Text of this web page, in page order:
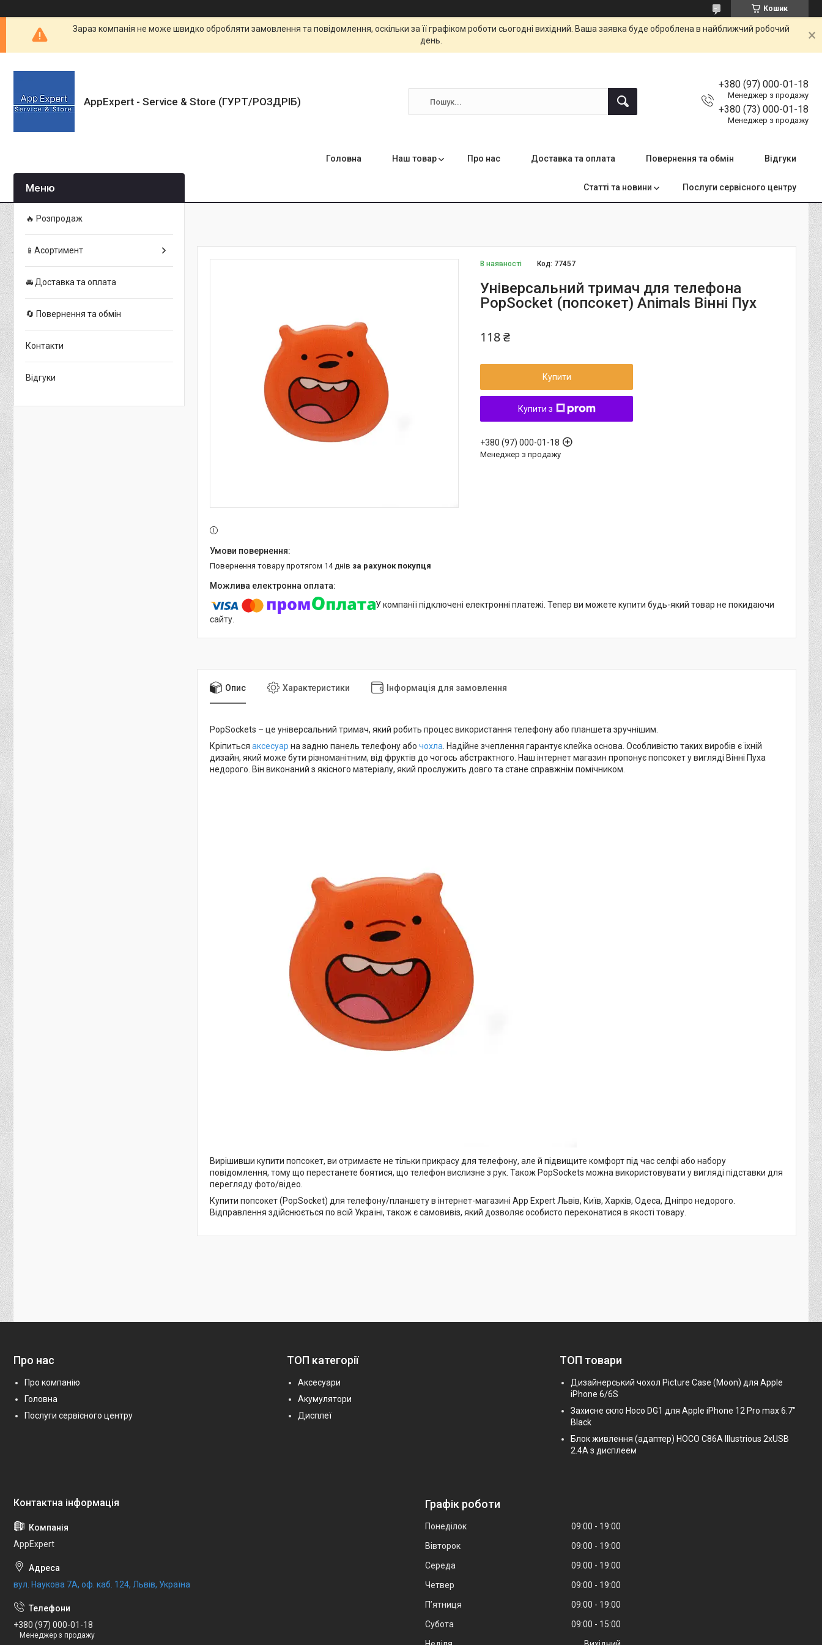
Кошик
Зараз компанія не може швидко обробляти замовлення та повідомлення, оскільки за її графіком роботи сьогодні вихідний. Ваша заявка буде оброблена в найближчий робочий
день.
AppExpert - Service & Store (ГУРТ/РОЗДРІБ)
+380 (97) 000-01-18
Менеджер з продажу
+380 (73) 000-01-18
Менеджер з продажу
Головна Наш товар Про нас Доставка та оплата Повернення та обмін Відгуки
Статті та новини Послуги сервісного центру
В наявності Код: 77457
Універсальний тримач для телефона
PopSocket (попсокет) Animals Вінні Пух
118 ₴
Купити
Купити з
+380 (97) 000-01-18
Менеджер з продажу
повернення товару протягом 14 днів за рахунок покупця
У компанії підключені електронні платежі. Тепер ви можете купити будь-який товар не покидаючи
сайту.
Опис Характеристики Інформація для замовлення
PopSockets – це універсальний тримач, який робить процес використання телефону або планшета зручнішим.
Кріпиться аксесуар на задню панель телефону або чохла. Надійне зчеплення гарантує клейка основа. Особливістю таких виробів є їхній
дизайн, який може бути різноманітним, від фруктів до чогось абстрактного. Наш інтернет магазин пропонує попсокет у вигляді Вінні Пуха
недорого. Він виконаний з якісного матеріалу, який прослужить довго та стане справжнім помічником.
Вирішивши купити попсокет, ви отримаєте не тільки прикрасу для телефону, але й підвищите комфорт під час селфі або набору
повідомлення, тому що перестанете боятися, що телефон вислизне з рук. Також PopSockets можна використовувати у вигляді підставки для
перегляду фото/відео.
Купити попсокет (PopSocket) для телефону/планшету в інтернет-магазині App Expert Львів, Київ, Харків, Одеса, Дніпро недорого.
Відправлення здійснюється по всій Україні, також є самовивіз, який дозволяє особисто переконатися в якості товару.
🔥 Розпродаж
📱Асортимент
🚘 Доставка та оплата
🔄 Повернення та обмін
Контакти
Відгуки
Про нас
Про компанію
Головна
Послуги сервісного центру
ТОП категорії
Аксесуари
Акумулятори
Дисплеї
ТОП товари
Дизайнерський чохол Picture Case (Moon) для Apple
iPhone 6/6S
Захисне скло Hoco DG1 для Apple iPhone 12 Pro max 6.7"
Black
Блок живлення (адаптер) HOCO C86A Illustrious 2xUSB
2.4A з дисплеем
AppExpert
вул. Наукова 7А, оф. каб. 124, Львів, Україна
+380 (97) 000-01-18
Менеджер з продажу
Графік роботи
Понеділок 09:00
19:00
Вівторок
09:00
19:00
Середа
09:00
19:00
Четвер
09:00
19:00
Пʼятниця
09:00
19:00
Субота
09:00
15:00